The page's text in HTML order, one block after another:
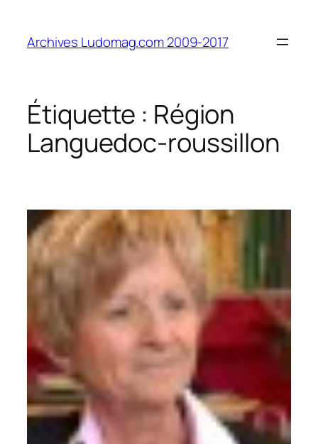
contenu
Archives Ludomag.com 2009-2017
Étiquette : Région
Languedoc-roussillon